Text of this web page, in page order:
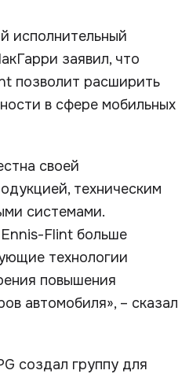
исполнительный
заявил, что
позволит расширить
в сфере мобильных
своей
техническим
системами.
Flint больше
технологии
повышения
автомобиля», – сказал
создал группу для